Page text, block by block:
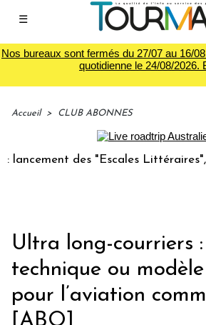
☰
Nos bureaux sont fermés du 27/07 au 16/
quotidienne le 24/08/2026.
Accueil > CLUB ABONNES
des "Escales Littéraires", la
Ultra long-courriers :
technique ou
pour l’aviation